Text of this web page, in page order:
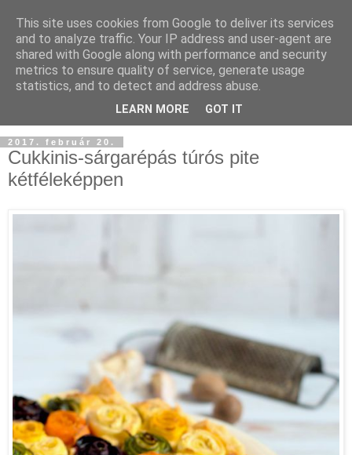
2017. február 20.
Cukkinis-sárgarépás túrós pite
kétféleképpen
This site uses cookies from Google to deliver its services
and to analyze traffic. Your IP address and user-agent are
shared with Google along with performance and security
metrics to ensure quality of service, generate usage
statistics, and to detect and address abuse.
LEARN MORE GOT IT